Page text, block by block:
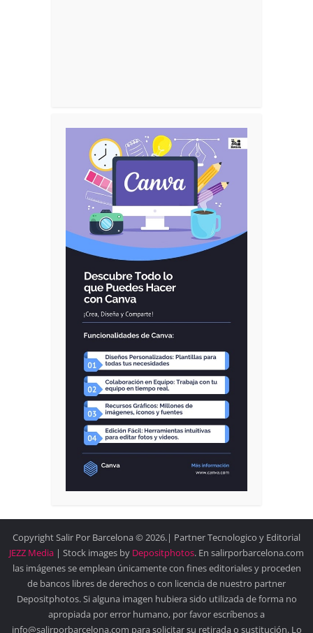
Copyright Salir Por Barcelona © 2026.| Partner Tecnologico y Editorial
JEZZ Media | Stock images by Depositphotos. En salirporbarcelona.com
las imágenes se emplean únicamente con fines editoriales y proceden
de bancos libres de derechos o con licencia de nuestro partner
Depositphotos. Si alguna imagen hubiera sido utilizada de forma no
apropiada por error humano, por favor escríbenos a
info@salirporbarcelona.com para solicitar su retirada o sustitución. Lo